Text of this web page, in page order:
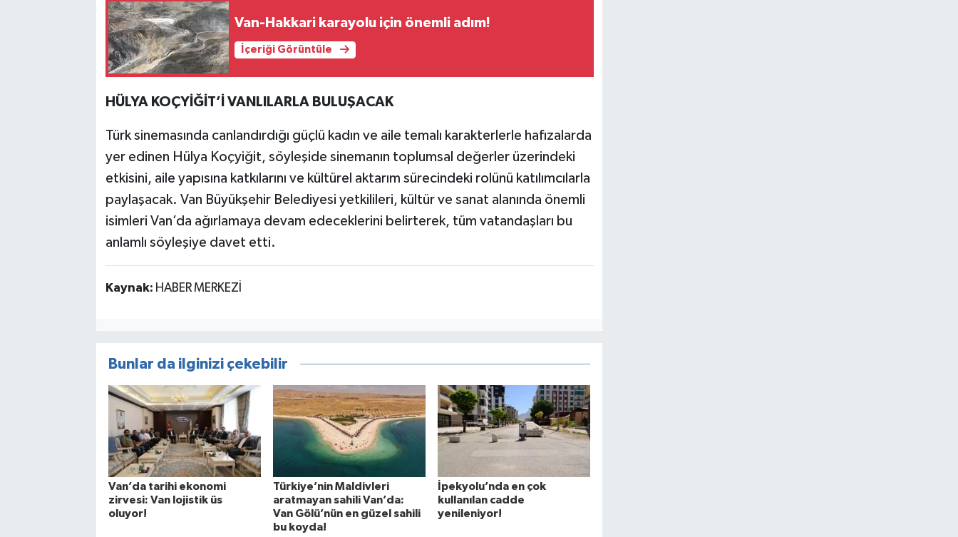
Van-Hakkari karayolu için önemli adım!
İçeriği Görüntüle
HÜLYA KOÇYİĞİT’İ VANLILARLA BULUŞACAK
Türk sinemasında canlandırdığı güçlü kadın ve aile temalı karakterlerle hafızalarda
yer edinen Hülya Koçyiğit, söyleşide sinemanın toplumsal değerler üzerindeki
etkisini, aile yapısına katkılarını ve kültürel aktarım sürecindeki rolünü katılımcılarla
paylaşacak. Van Büyükşehir Belediyesi yetkilileri, kültür ve sanat alanında önemli
isimleri Van’da ağırlamaya devam edeceklerini belirterek, tüm vatandaşları bu
anlamlı söyleşiye davet etti.
Kaynak: HABER MERKEZİ
Bunlar da ilginizi çekebilir
Van’da tarihi ekonomi
zirvesi: Van lojistik üs
oluyor!
Türkiye’nin Maldivleri
aratmayan sahili Van’da:
Van Gölü’nün en güzel sahili
bu koyda!
İpekyolu’nda en çok
kullanılan cadde
yenileniyor!